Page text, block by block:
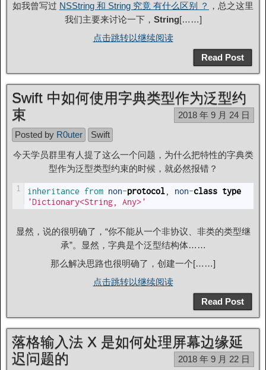
如我曾写过 NSString 和 String 究竟 有什么区别 ？ ，总之这里
我们主要来讨论一下， String[……]
点击跳转以继续阅读
Read Post
Swift 中如何使用字典类型作为泛型约
束
2018 年 9 月 24 日
Posted by R0uter
Swift
今天学员群里有人提了这么一个问题，为什么把特性的字典类
型作为泛型类型约束的时候，就必然报错？
1 inheritance from non-protocol non-class type
'Dictionary<String, Any>'
显然，说的很明确了，“你不能从一个非协议、非类的类型继
承”。显然，字典是个泛型结构体……
那么解决思路也很明确了，创建一个[……]
点击跳转以继续阅读
Read Post
落格输入法 X 是如何处理屏幕边缘延
迟问题的
2018 年 9 月 22 日